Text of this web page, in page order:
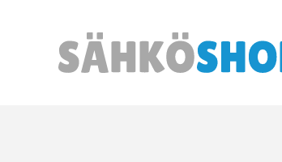
Päävalikko